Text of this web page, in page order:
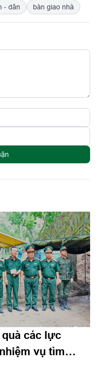
- dân
bàn giao nhà
các lực
vụ tìm
sĩ